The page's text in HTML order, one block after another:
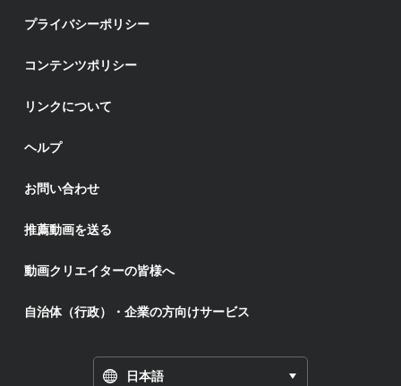
プライバシーポリシー
コンテンツポリシー
リンクについて
ヘルプ
お問い合わせ
推薦動画を送る
動画クリエイターの皆様へ
自治体（行政）・企業の方向けサービス
日本語